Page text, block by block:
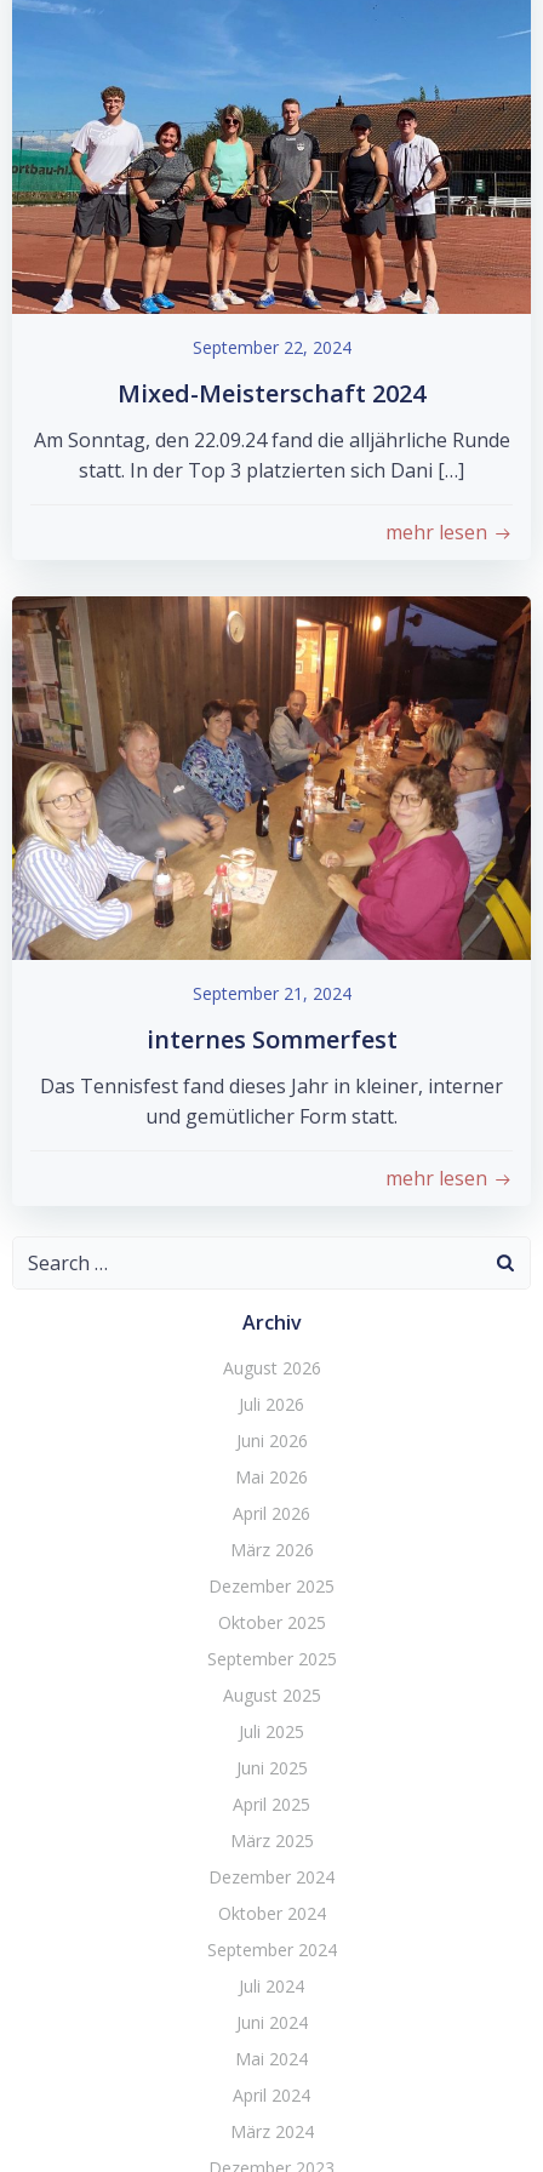
September 22, 2024
Mixed-Meisterschaft 2024
Am Sonntag, den 22.09.24 fand die alljährliche Runde
statt. In der Top 3 platzierten sich Dani […]
mehr lesen
September 21, 2024
internes Sommerfest
Das Tennisfest fand dieses Jahr in kleiner, interner
und gemütlicher Form statt.
mehr lesen
Search
Archiv
August 2026
Juli 2026
Juni 2026
Mai 2026
April 2026
März 2026
Dezember 2025
Oktober 2025
September 2025
August 2025
Juli 2025
Juni 2025
April 2025
März 2025
Dezember 2024
Oktober 2024
September 2024
Juli 2024
Juni 2024
Mai 2024
April 2024
März 2024